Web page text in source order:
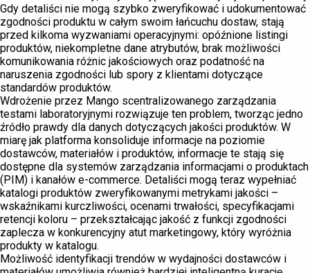
Gdy detaliści nie mogą szybko zweryfikować i udokumentować
zgodności produktu w całym swoim łańcuchu dostaw, stają
przed kilkoma wyzwaniami operacyjnymi: opóźnione listingi
produktów, niekompletne dane atrybutów, brak możliwości
komunikowania różnic jakościowych oraz podatność na
naruszenia zgodności lub spory z klientami dotyczące
standardów produktów.
Wdrożenie przez Mango scentralizowanego zarządzania
testami laboratoryjnymi rozwiązuje ten problem, tworząc jedno
źródło prawdy dla danych dotyczących jakości produktów. W
miarę jak platforma konsoliduje informacje na poziomie
dostawców, materiałów i produktów, informacje te stają się
dostępne dla systemów zarządzania informacjami o produktach
(PIM) i kanałów e-commerce. Detaliści mogą teraz wypełniać
katalogi produktów zweryfikowanymi metrykami jakości –
wskaźnikami kurczliwości, ocenami trwałości, specyfikacjami
retencji koloru – przekształcając jakość z funkcji zgodności
zaplecza w konkurencyjny atut marketingowy, który wyróżnia
produkty w katalogu.
Możliwość identyfikacji trendów w wydajności dostawców i